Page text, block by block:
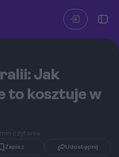
Jak
to kosztuje w
czytania
Zapisz Udostępnij